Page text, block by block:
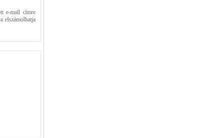
e-mail címre
elszámolhatja